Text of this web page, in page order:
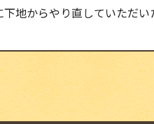
地からやり直していただ